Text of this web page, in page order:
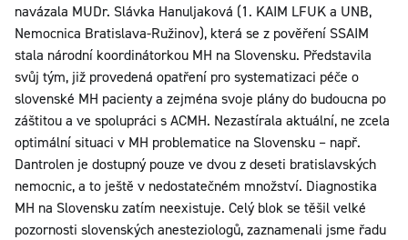
navázala MUDr. Slávka Hanuljaková (1. KAIM LFUK a UNB,
Nemocnica Bratislava-Ružinov), která se z pověření SSAIM
stala národní koordinátorkou MH na Slovensku. Představila
svůj tým, již provedená opatření pro systematizaci péče o
slovenské MH pacienty a zejména svoje plány do budoucna po
záštitou a ve spolupráci s ACMH. Nezastírala aktuální, ne zcela
optimální situaci v MH problematice na Slovensku – např.
Dantrolen je dostupný pouze ve dvou z deseti bratislavských
nemocnic, a to ještě v nedostatečném množství. Diagnostika
MH na Slovensku zatím neexistuje. Celý blok se těšil velké
pozornosti slovenských anesteziologů, zaznamenali jsme řadu